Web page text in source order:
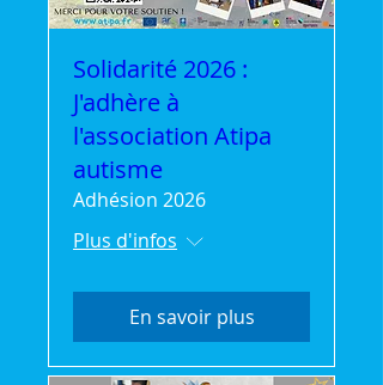
Solidarité 2026 :
J'adhère à
l'association Atipa
autisme
Adhésion 2026
Plus d'infos
En savoir plus